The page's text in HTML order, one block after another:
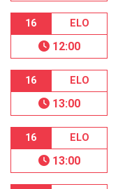
16 ELO
12:00
16 ELO
13:00
16 ELO
13:00